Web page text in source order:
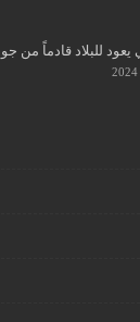
للبلاد قادماً من